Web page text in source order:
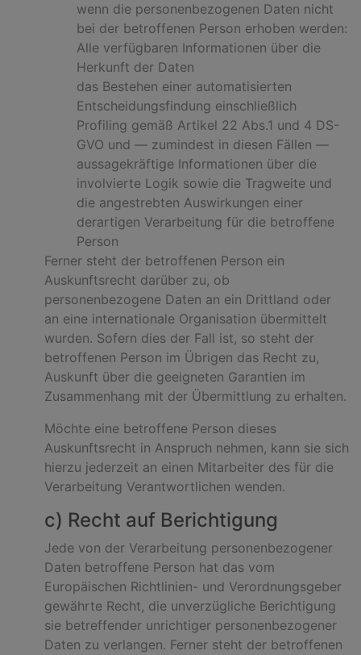
wenn die personenbezogenen Daten nicht
bei der betroffenen Person erhoben werden:
Alle verfügbaren Informationen über die
Herkunft der Daten
das Bestehen einer automatisierten
Entscheidungsfindung einschließlich
Profiling gemäß Artikel 22 Abs.1 und 4 DS-
GVO und — zumindest in diesen Fällen —
aussagekräftige Informationen über die
involvierte Logik sowie die Tragweite und
die angestrebten Auswirkungen einer
derartigen Verarbeitung für die betroffene
Person
Ferner steht der betroffenen Person ein
Auskunftsrecht darüber zu, ob
personenbezogene Daten an ein Drittland oder
an eine internationale Organisation übermittelt
wurden. Sofern dies der Fall ist, so steht der
betroffenen Person im Übrigen das Recht zu,
Auskunft über die geeigneten Garantien im
Zusammenhang mit der Übermittlung zu erhalten.
Möchte eine betroffene Person dieses
Auskunftsrecht in Anspruch nehmen, kann sie sich
hierzu jederzeit an einen Mitarbeiter des für die
Verarbeitung Verantwortlichen wenden.
c) Recht auf Berichtigung
Jede von der Verarbeitung personenbezogener
Daten betroffene Person hat das vom
Europäischen Richtlinien- und Verordnungsgeber
gewährte Recht, die unverzügliche Berichtigung
sie betreffender unrichtiger personenbezogener
Daten zu verlangen. Ferner steht der betroffenen